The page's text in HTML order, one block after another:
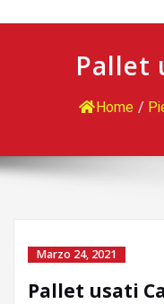
Pallet
Home /
Marzo 24, 2021
Pallet usati